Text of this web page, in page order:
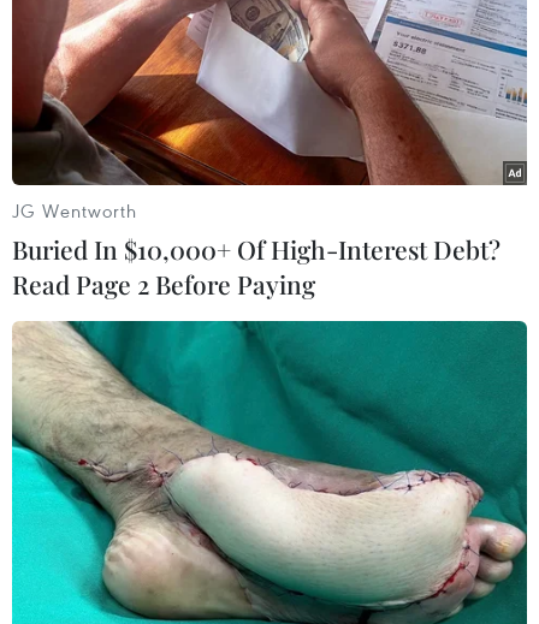
Theo dõi VietnamPlus
Sáng 18/5, tại huyện Thanh Hà, tỉnh Hải Dương đã
tổ chức Lễ mở vườn thu hái vải xuất khẩu và xuất
chuyến vải đầu tiên đi Nhật Bản, Singapore với
tổng sản lượng khoảng 100 tấn.
Play
Video
Sáng 18/5, tại huyện Thanh Hà, tỉnh Hải Dương
đã tổ chức Lễ mở vườn thu hái vải xuất khẩu và
JG Wentworth
Buried In $10,000+ Of High-Interest Debt?
Read Page 2 Before Paying